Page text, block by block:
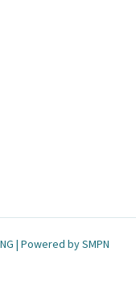
| Powered by SMPN